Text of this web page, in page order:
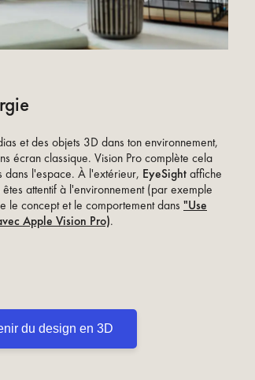
et des objets 3D dans ton environnement,
écran classique. Vision Pro complète cela
dans l'espace. À l'extérieur, EyeSight affiche
attentif à l'environnement (par exemple
le concept et le comportement dans "Use
Apple Vision Pro).
du design en 3D